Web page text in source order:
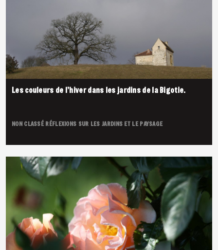
Les couleurs de l’hiver dans les jardins de la Bigotie.
NON CLASSÉRÉFLEXIONS SUR LES JARDINS ET LE PAYSAGE